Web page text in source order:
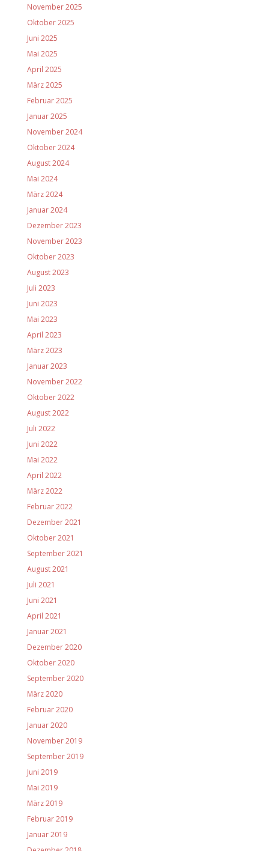
November 2025
Oktober 2025
Juni 2025
Mai 2025
April 2025
März 2025
Februar 2025
Januar 2025
November 2024
Oktober 2024
August 2024
Mai 2024
März 2024
Januar 2024
Dezember 2023
November 2023
Oktober 2023
August 2023
Juli 2023
Juni 2023
Mai 2023
April 2023
März 2023
Januar 2023
November 2022
Oktober 2022
August 2022
Juli 2022
Juni 2022
Mai 2022
April 2022
März 2022
Februar 2022
Dezember 2021
Oktober 2021
September 2021
August 2021
Juli 2021
Juni 2021
April 2021
Januar 2021
Dezember 2020
Oktober 2020
September 2020
März 2020
Februar 2020
Januar 2020
November 2019
September 2019
Juni 2019
Mai 2019
März 2019
Februar 2019
Januar 2019